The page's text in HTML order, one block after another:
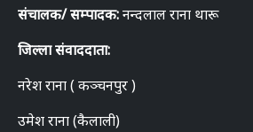
संचालक/ सम्पादक:नन्दलाल राना थारू
जिल्ला संवाददाता:
नरेश राना ( कञ्चनपुर )
उमेश राना (कैलाली)